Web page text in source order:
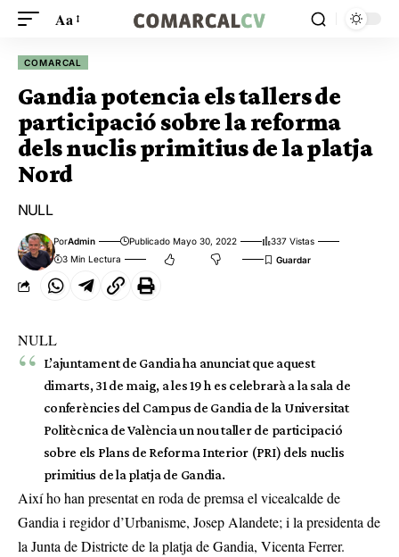
Aa
COMARCAL
Gandia potencia els tallers de
participació sobre la reforma
dels nuclis primitius de la platja
Nord
NULL
PorAdmin Publicado Mayo 30, 2022
337 Vistas
3 Min Lectura
NULL
L’ajuntament de Gandia ha anunciat que aquest
dimarts, 31 de maig, a les 19 h es celebrarà a la sala de
conferències del Campus de Gandia de la Universitat
Politècnica de València un nou taller de participació
sobre els Plans de Reforma Interior (PRI) dels nuclis
primitius de la platja de Gandia.
Així ho han presentat en roda de premsa el vicealcalde de
Gandia i regidor d’Urbanisme, Josep Alandete; i la presidenta de
la Junta de Districte de la platja de Gandia, Vicenta Ferrer.